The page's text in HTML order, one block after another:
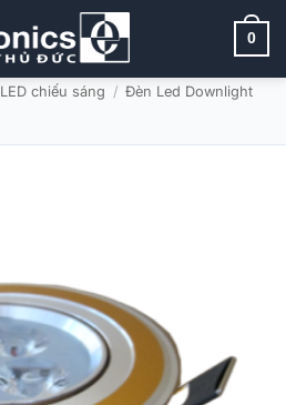
0
LED chiếu sáng / Đèn Led Downlight